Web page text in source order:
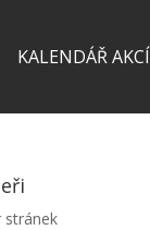
KALENDÁŘ AKCÍ
stránek